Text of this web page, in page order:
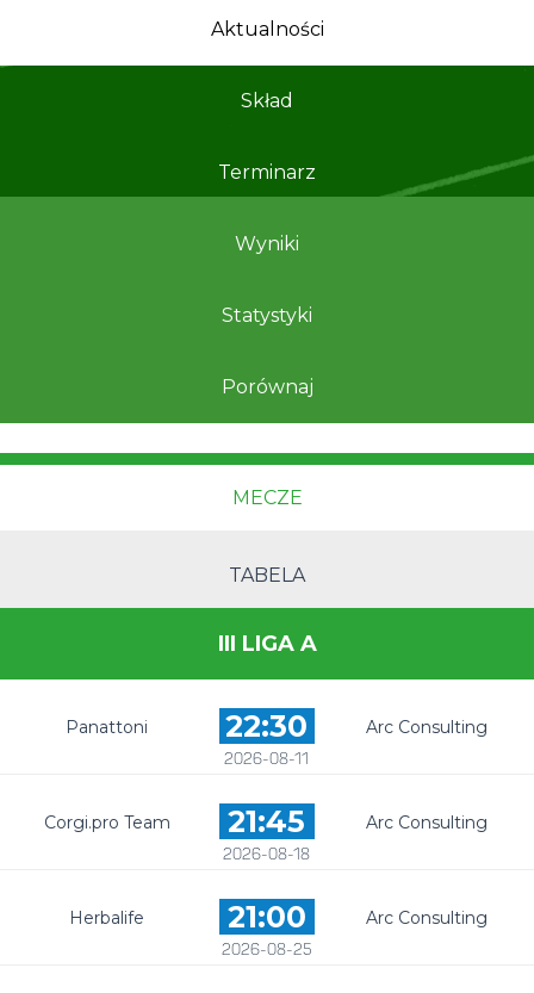
Aktualności
Skład
Terminarz
Wyniki
Statystyki
Porównaj
MECZE
TABELA
III LIGA A
Panattoni 22:30
2026-08-11
Arc Consulting
Corgi.pro Team 21:45
2026-08-18
Arc Consulting
Herbalife 21:00
2026-08-25
Arc Consulting